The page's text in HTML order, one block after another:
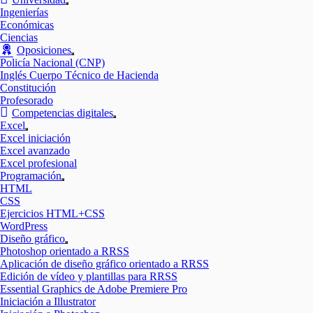
Mostrar
Ingenierías
Económicas
Ciencias
Oposiciones
Mostrar
el
submenú
Policía Nacional (CNP)
Inglés Cuerpo Técnico de Hacienda
Constitución
Profesorado
Competencias digitales
Mostrar
Excel
Mostrar
el
submenú
Excel iniciación
Excel avanzado
Excel profesional
Programación
Mostrar
HTML
CSS
Ejercicios HTML+CSS
WordPress
Diseño gráfico
Mostrar
el
submenú
Photoshop orientado a RRSS
Aplicación de diseño gráfico orientado a RRSS
Edición de vídeo y plantillas para RRSS
Essential Graphics de Adobe Premiere Pro
Iniciación a Illustrator